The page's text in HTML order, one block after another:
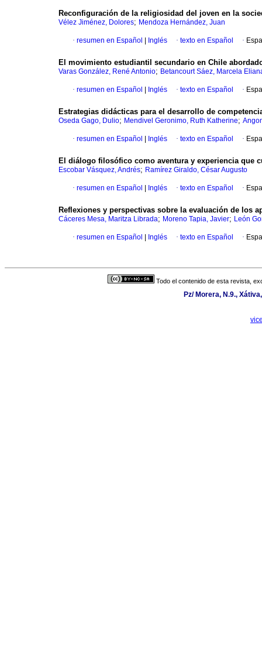
Reconfiguración de la religiosidad del joven en la
Vélez Jiménez, Dolores; Mendoza Hernández, Juan
· resumen en Español Inglés · texto en Español ·
El movimiento estudiantil secundario en Chile
Varas González, René Antonio; Betancourt Sáez, Marcela
· resumen en Español Inglés · texto en Español ·
Estrategias didácticas para el desarrollo de
Oseda Gago, Dulio; Mendivel Geronimo, Ruth Katherine;
· resumen en Español Inglés · texto en Español ·
El diálogo filosófico como aventura y experiencia que
Escobar Vásquez, Andrés; Ramírez Giraldo, César Augusto
· resumen en Español Inglés · texto en Español ·
Reflexiones y perspectivas sobre la evaluación de los
Cáceres Mesa, Maritza Librada; Moreno Tapia, Javier; León
· resumen en Español Inglés · texto en Español ·
Todo el contenido de esta revista,
Pz/ Morera, N.9.,